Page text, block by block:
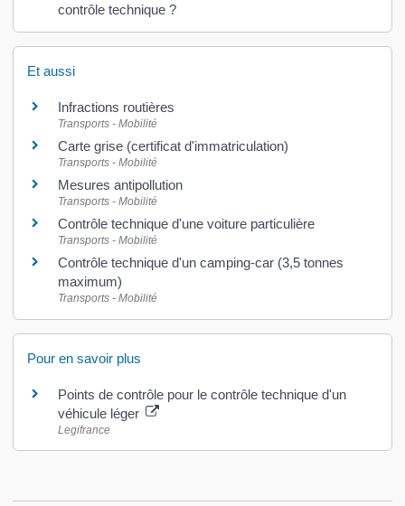
contrôle technique ?
Et aussi
Infractions routières
Transports - Mobilité
Carte grise (certificat d'immatriculation)
Transports - Mobilité
Mesures antipollution
Transports - Mobilité
Contrôle technique d'une voiture particulière
Transports - Mobilité
Contrôle technique d'un camping-car (3,5 tonnes
maximum)
Transports - Mobilité
Pour en savoir plus
Points de contrôle pour le contrôle technique d'un
véhicule léger
Legifrance